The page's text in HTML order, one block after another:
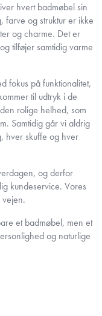
hvert badmøbel sin
farve og struktur er ikke
og charme. Det er
tilføjer samtidig varme
fokus på funktionalitet,
til udtryk i de
rolige helhed, som
Samtidig går vi aldrig
hver skuffe og hver
og derfor
kundeservice. Vores
et badmøbel, men et
og naturlige